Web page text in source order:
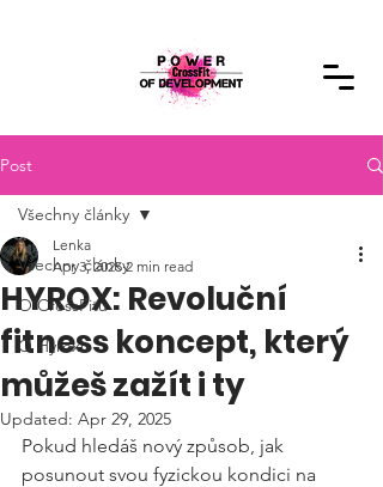
Post
Všechny články
O CrossFitu
O Hyroxu
Všechny články
HYROX: Revoluční
fitness koncept, který
můžeš zažít i ty
Lenka
Apr 3, 2025 2 min read
Updated: Apr 29, 2025
Pokud hledáš nový způsob, jak
posunout svou fyzickou kondici na